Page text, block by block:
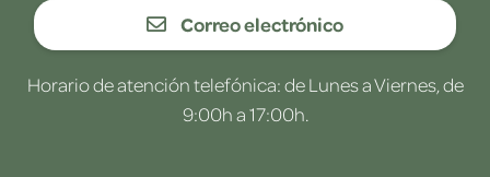
Correo electrónico
Horario de atención telefónica: de Lunes a Viernes, de
9:00h a 17:00h.